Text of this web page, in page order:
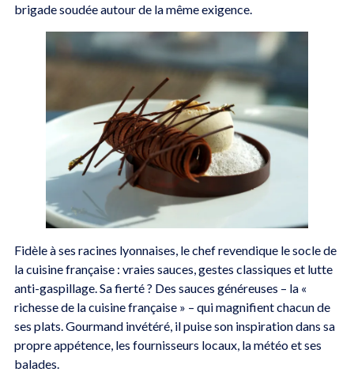
brigade soudée autour de la même exigence.
Fidèle à ses racines lyonnaises, le chef revendique le socle de
la cuisine française : vraies sauces, gestes classiques et lutte
anti-gaspillage. Sa fierté ? Des sauces généreuses – la «
richesse de la cuisine française » – qui magnifient chacun de
ses plats. Gourmand invétéré, il puise son inspiration dans sa
propre appétence, les fournisseurs locaux, la météo et ses
balades.